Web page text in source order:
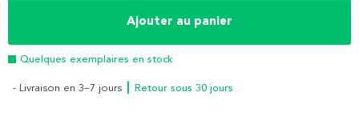
Ajouter au panier
Quelques exemplaires en stock
- Livraison en 3–7 jours ┃ Retour sous 30 jours